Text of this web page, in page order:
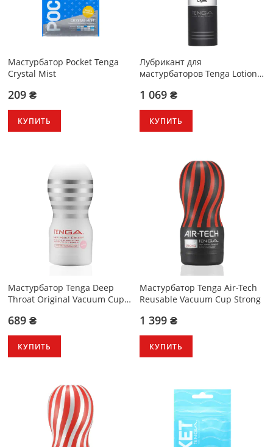
Мастурбатор Pocket Tenga
Crystal Mist
209 ₴
КУПИТЬ
Лубрикант для
мастурбаторов Tenga Lotion
1 069 ₴
КУПИТЬ
Мастурбатор Tenga Deep
Throat Original Vacuum Cup
689 ₴
КУПИТЬ
Мастурбатор Tenga Air-Tech
Reusable Vacuum Cup Strong
1 399 ₴
КУПИТЬ